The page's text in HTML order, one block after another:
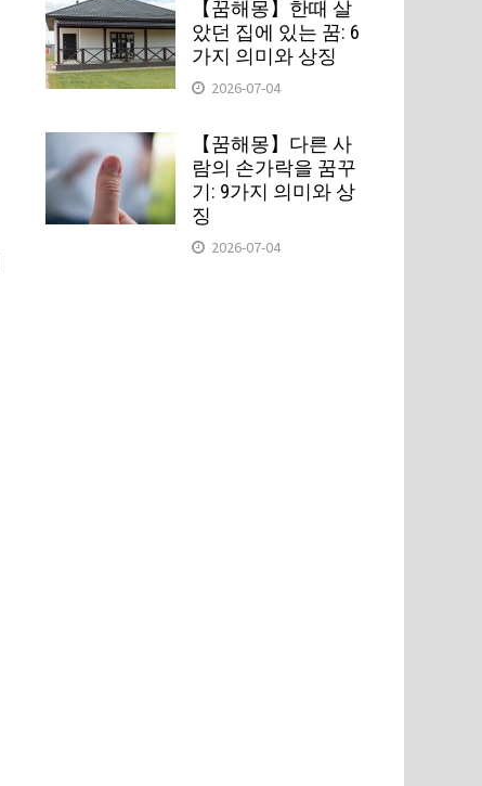
【꿈해몽】한때 살
았던 집에 있는 꿈: 6
가지 의미와 상징
2026-07-04
【꿈해몽】다른 사
람의 손가락을 꿈꾸
기: 9가지 의미와 상
징
2026-07-04